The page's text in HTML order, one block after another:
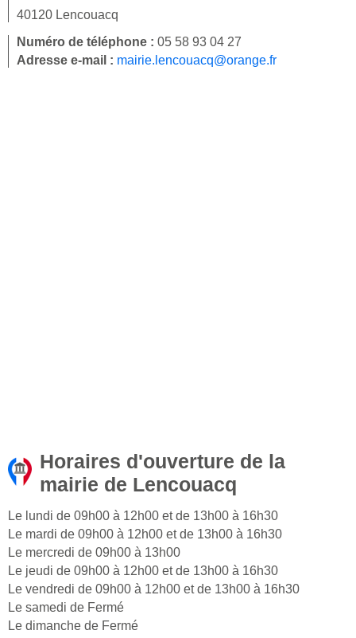
40120 Lencouacq
Numéro de téléphone : 05 58 93 04 27
Adresse e-mail : mairie.lencouacq@orange.fr
Horaires d'ouverture de la
mairie de Lencouacq
Le lundi de 09h00 à 12h00 et de 13h00 à 16h30
Le mardi de 09h00 à 12h00 et de 13h00 à 16h30
Le mercredi de 09h00 à 13h00
Le jeudi de 09h00 à 12h00 et de 13h00 à 16h30
Le vendredi de 09h00 à 12h00 et de 13h00 à 16h30
Le samedi de Fermé
Le dimanche de Fermé